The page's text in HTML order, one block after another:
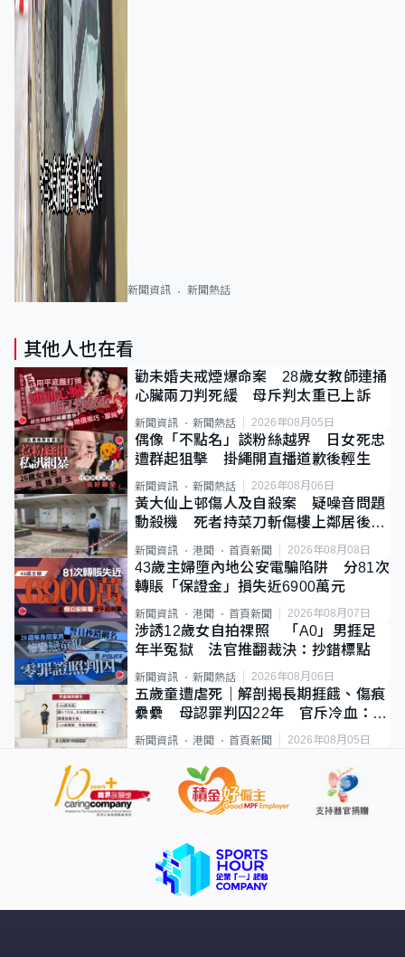
新聞資訊 新聞熱話
其他人也在看
勸未婚夫戒煙爆命案 28歲女教師連捅
心臟兩刀判死緩 母斥判太重已上訴
新聞資訊 新聞熱話 2026年08月05日
偶像「不點名」談粉絲越界 日女死忠
遭群起狙擊 掛繩開直播道歉後輕生
新聞資訊 新聞熱話 2026年08月06日
黃大仙上邨傷人及自殺案 疑噪音問題
動殺機 死者持菜刀斬傷樓上鄰居後墮
新聞資訊 港聞 首頁新聞 2026年08月08日
43歲主婦墮內地公安電騙陷阱 分81次
轉賬「保證金」損失近6900萬元
新聞資訊 港聞 首頁新聞 2026年08月07日
涉誘12歲女自拍祼照 「A0」男捱足
年半冤獄 法官推翻裁決：抄錯標點
新聞資訊 新聞熱話 2026年08月06日
五歲童遭虐死｜解剖揭長期捱餓、傷痕
纍纍 母認罪判囚22年 官斥冷血：同
類案最惡劣
新聞資訊 港聞 首頁新聞 2026年08月05日